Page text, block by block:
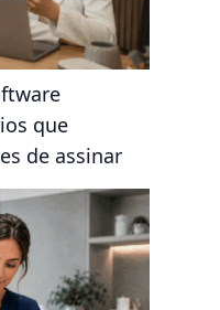
que
de assinar